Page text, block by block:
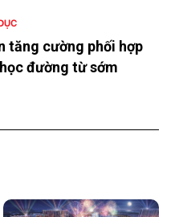
tăng cường phối hợp
đường từ sớm